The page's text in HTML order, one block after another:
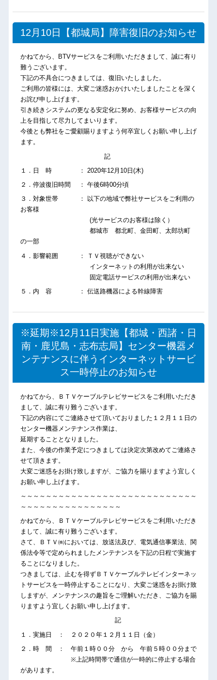
12月10日【都城局】障害復旧のお知らせ
かねてから、BTVサービスをご利用いただきまして、誠に有り
難うございます。
下記の不具合につきましては、復旧いたしました。
ご利用の皆様には、大変ご迷惑おかけいたしましたことを深く
お詫び申し上げます。
引き続きシステムの更なる安定化に努め、お客様サービスの向
上を目指して尽力してまいります。
今後とも弊社をご愛顧賜りますよう何卒宜しくお願い申し上げ
ます。
記
１．日 時 ： 2020年12月10日(木)
２．停波復旧時間 ： 午後6時00分頃
３．対象世帯 ： 以下の地域で弊社サービスをご利用の
お客様
(光サービスのお客様は除く）
都城市 都北町、金田町、太郎坊町
の一部
４．影響範囲 ： ＴＶ視聴ができない
インターネットの利用が出来ない
固定電話サービスの利用が出来ない
５．内 容 ： 伝送路機器による幹線障害
※延期※12月11日実施【都城・西諸・日
南・鹿児島・志布志局】センター機器メ
ンテナンスに伴うインターネットサービ
ス一時停止のお知らせ
かねてから、ＢＴＶケーブルテレビサービスをご利用いただき
まして、誠に有り難うございます。
下記の内容にてご連絡させて頂いておりました１２月１１日の
センター機器メンテナンス作業は、
延期することとなりました。
また、今後の作業予定につきましては決定次第改めてご連絡さ
せて頂きます。
大変ご迷惑をお掛け致しますが、ご協力を賜りますよう宜しく
お願い申し上げます。
～～～～～～～～～～～～～～～～～～～～～～～～～～～～
～～～～～～～～～～～～～～～～
かねてから、ＢＴＶケーブルテレビサービスをご利用いただき
まして、誠に有り難うございます。
さて、ＢＴＶ㈱においては、放送法及び、電気通信事業法、関
係法令等で定められましたメンテナンスを下記の日程で実施す
ることになりました。
つきましては、止むを得ずＢＴＶケーブルテレビインターネッ
トサービスを一時停止することになり、大変ご迷惑をお掛け致
しますが、メンテナンスの趣旨をご理解いただき、ご協力を賜
りますよう宜しくお願い申し上げます。
記
１．実施日 ： ２０２０年１２月１１日（金）
２．時 間 ： 午前１時００分 から 午前５時００分まで
※上記時間帯で通信が一時的に停止する場合
があります。